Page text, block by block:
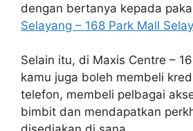
dengan bertanya kepada
Selayang – 168 Park Mall
Selain itu, di Maxis Centre –
kamu juga boleh membeli
telefon, membeli pelbagai
bimbit dan mendapatkan